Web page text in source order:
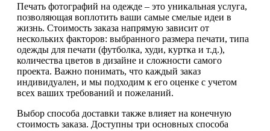
Печать фотографий на одежде – это уникальная услуга,
позволяющая воплотить ваши самые смелые идеи в
жизнь. Стоимость заказа напрямую зависит от
нескольких факторов: выбранного размера печати, типа
одежды для печати (футболка, худи, куртка и т.д.),
количества цветов в дизайне и сложности самого
проекта. Важно понимать, что каждый заказ
индивидуален, и мы подходим к его оценке с учетом
всех ваших требований и пожеланий.
Выбор способа доставки также влияет на конечную
стоимость заказа. Доступны три основных способа